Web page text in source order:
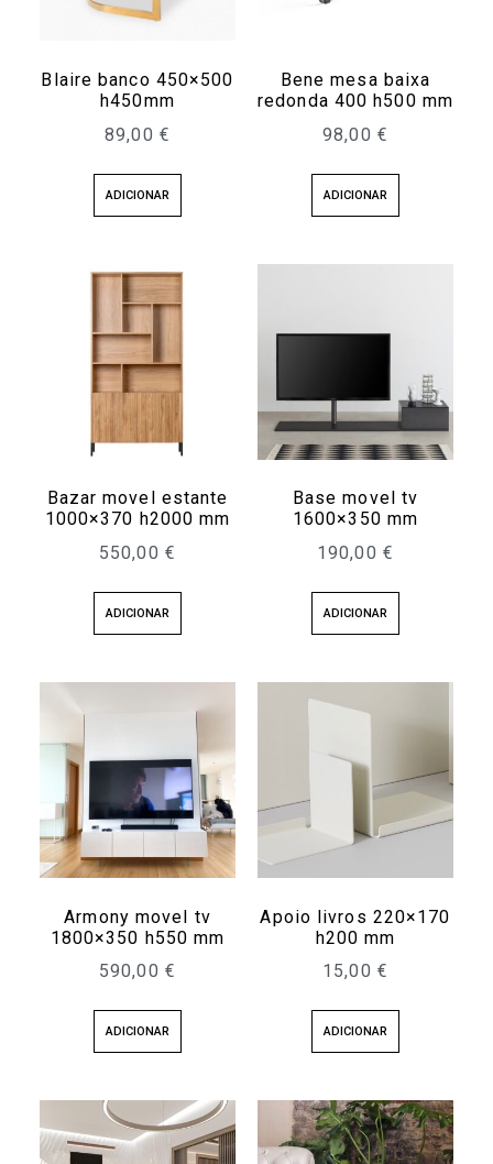
Blaire banco 450×500
h450mm
89,00 €
ADICIONAR
Bene mesa baixa
redonda 400 h500 mm
98,00 €
ADICIONAR
Bazar movel estante
1000×370 h2000 mm
550,00 €
ADICIONAR
Base movel tv
1600×350 mm
190,00 €
ADICIONAR
Armony movel tv
1800×350 h550 mm
590,00 €
ADICIONAR
Apoio livros 220×170
h200 mm
15,00 €
ADICIONAR